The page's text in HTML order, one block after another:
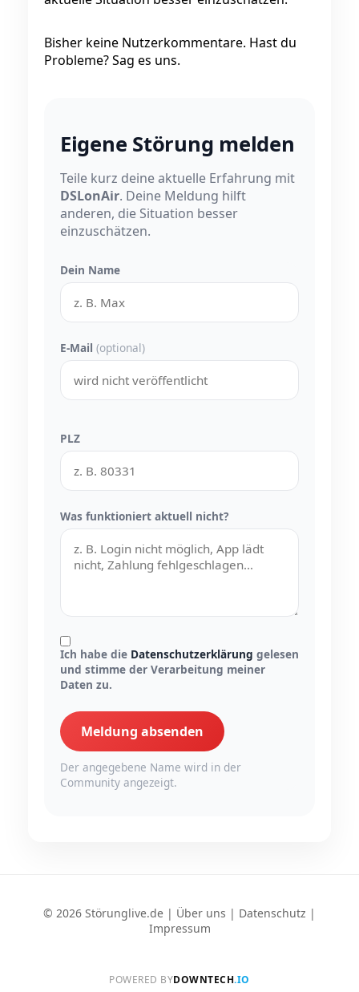
Bisher keine Nutzerkommentare. Hast du
Probleme? Sag es uns.
Eigene Störung melden
Teile kurz deine aktuelle Erfahrung mit
DSLonAir. Deine Meldung hilft
anderen, die Situation besser
einzuschätzen.
Dein Name
E-Mail (optional)
PLZ
Was funktioniert aktuell nicht?
Ich habe die Datenschutzerklärung gelesen
und stimme der Verarbeitung meiner
Daten zu.
Meldung absenden
Der angegebene Name wird in der
Community angezeigt.
© 2026 Störunglive.de | Über uns | Datenschutz |
Impressum
POWERED BYDOWNTECH.IO